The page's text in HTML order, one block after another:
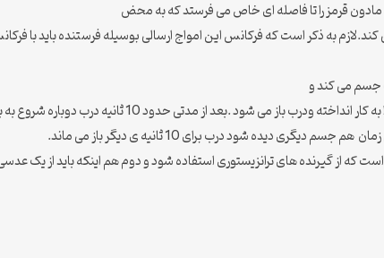
مادون قرمز را تا فاصله ای خاص می فرستد که به محض
به ذکر است که فرکانس این امواج ارسالی بوسیله فرستنده باید با
جسم می کند و
آی سی نیز دستور یک شدن پایه ی متصل به رله را می دهد و رله
دیده شود درب برای 10 ثانیه ی دیگر باز می ماند.
از گیرنده های ترانزیستوری استفاده شود و دوم هم اینکه باید از یک